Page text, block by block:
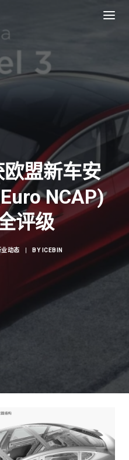
盟新车安
NCAP)
评级
业动态 BY ICEBIN